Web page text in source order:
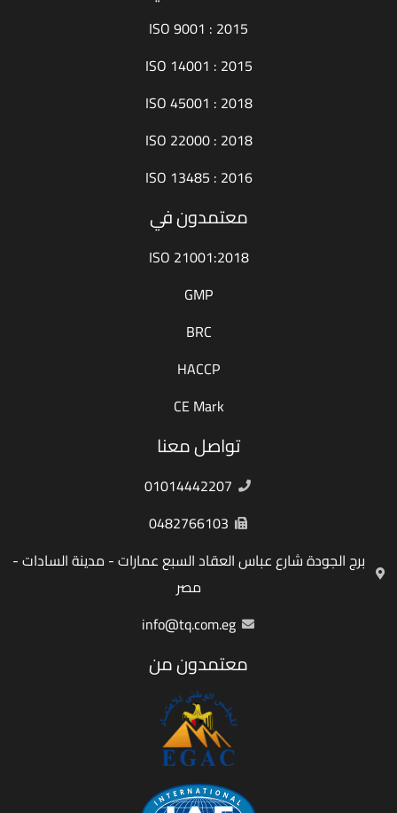
ISO 9001 : 2015
ISO 14001 : 2015
ISO 45001 : 2018
ISO 22000 : 2018
ISO 13485 : 2016
معتمدون في
ISO 21001:2018
GMP
BRC
HACCP
CE Mark
تواصل معنا
01014442207
0482766103
برج الجودة شارع عباس العقاد السبع عمارات - مدينة السادات -
مصر
info@tq.com.eg
معتمدون من